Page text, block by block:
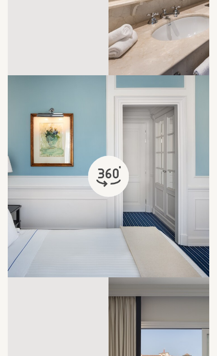
s'ouvre dans un nouvel onglet